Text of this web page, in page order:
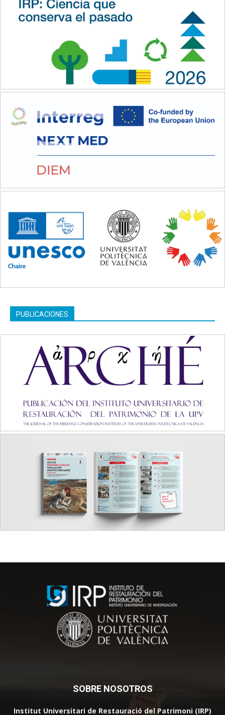
PUBLICACIONES
SOBRE NOSOTROS
Institut Universitari de Restauració del Patrimoni (IRP)